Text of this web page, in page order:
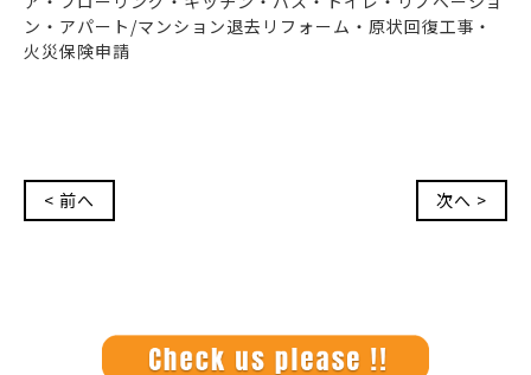
ン・アパート/マンション退去リフォーム・原状回復工事・
火災保険申請
< 前へ 次へ >